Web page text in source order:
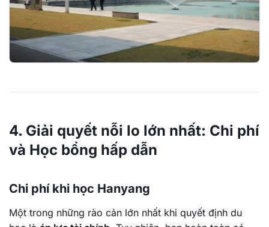
4. Giải quyết nỗi lo lớn nhất: Chi phí
và Học bổng hấp dẫn
Chi phí khi học Hanyang
Một trong những rào cản lớn nhất khi quyết định du